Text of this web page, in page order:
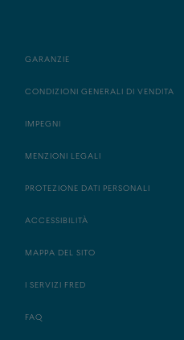
GARANZIE
CONDIZIONI GENERALI DI VENDITA
IMPEGNI
MENZIONI LEGALI
PROTEZIONE DATI PERSONALI
ACCESSIBILITÀ
MAPPA DEL SITO
I SERVIZI FRED
FAQ